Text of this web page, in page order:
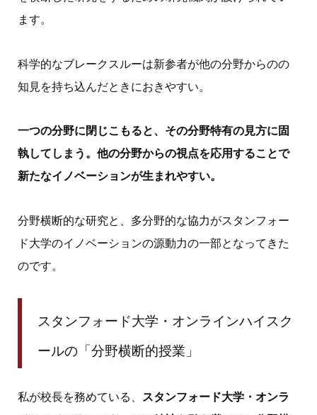
ます。
科学的なブレークスルーは新参者が他の分野からのの
知見を持ち込んだときにおきやすい。
一つの分野に閉じこもると、その分野特有の見方に固
執してしまう。他の分野からの視点を応用することで
新たなイノベーションが生まれやすい。
分野横断的な研究と、多分野的な協力がスタンフォー
ド大学のイノベーションの源動力の一部となってきた
のです。
スタンフォード大学・オンラインハイスク
ールの「分野横断的授業」
私が校長を務めている、 スタンフォード大学・オンラ